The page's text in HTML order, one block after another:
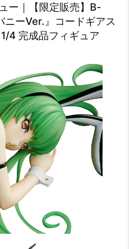
ー｜【限定販売】B-
ーVer.』コードギアス
4 完成品フィギュア